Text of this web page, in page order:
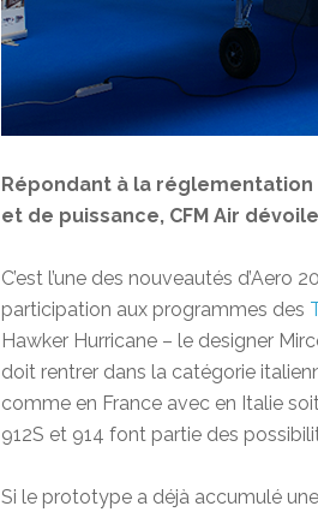
Répondant à la
et de puissance, CFM Air
C’est l’une des nouveautés d’Aero
participation aux programmes des
Hawker Hurricane – le designer
doit rentrer dans la catégorie
comme en France avec en Italie
912S et 914 font partie des
Si le prototype a déjà accumulé